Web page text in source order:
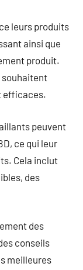
leurs produits
ainsi que
produit.
souhaitent
efficaces.
peuvent
ce qui leur
Cela inclut
des
des
conseils
meilleures